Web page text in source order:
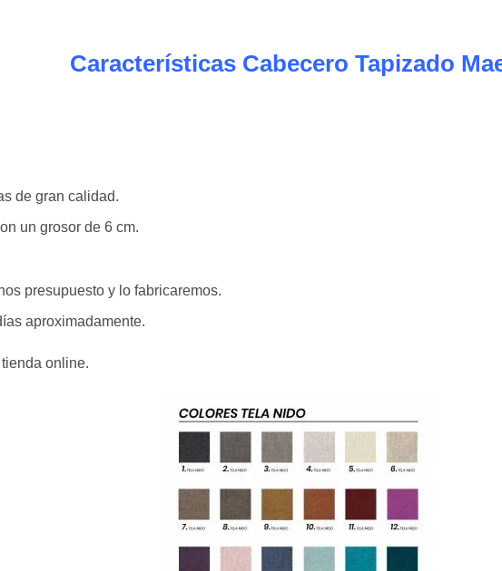
Características Cabecero Tapizado
de gran calidad.
un grosor de 6 cm.
presupuesto y lo fabricaremos.
aproximadamente.
online.